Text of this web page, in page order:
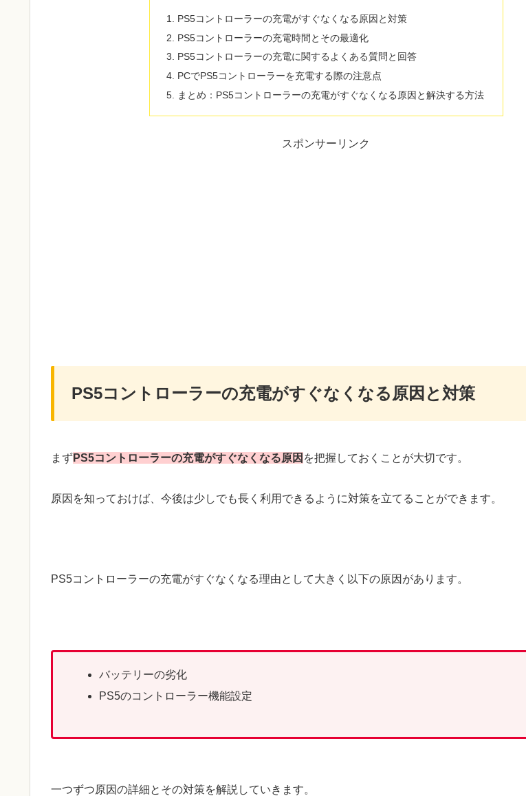
PS5コントローラーの充電がすぐなくなる原因と対策
PS5コントローラーの充電時間とその最適化
PS5コントローラーの充電に関するよくある質問と回答
PCでPS5コントローラーを充電する際の注意点
まとめ：PS5コントローラーの充電がすぐなくなる原因と解決する方法
スポンサーリンク
PS5コントローラーの充電がすぐなくなる原因と対策
まずPS5コントローラーの充電がすぐなくなる原因 を把握しておくことが大切です。
原因を知っておけば、今後は少しでも長く利用できるように対策を立てることができます。
PS5コントローラーの充電がすぐなくなる理由として大きく以下の原因があります。
バッテリーの劣化
PS5のコントローラー機能設定
一つずつ原因の詳細とその対策を解説していきます。